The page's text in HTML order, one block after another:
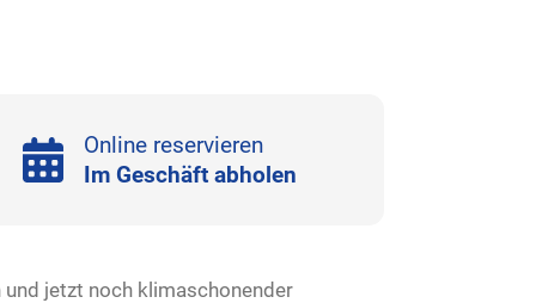
Online reservieren
Im Geschäft abholen
jetzt noch klimaschonender